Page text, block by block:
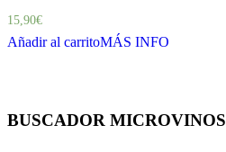
15,90€
Añadir al carritoMÁS INFO
BUSCADOR MICROVINOS